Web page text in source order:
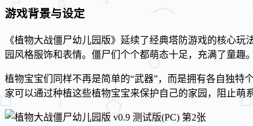
游戏背景与设定
《植物大战僵尸幼儿园版》延续了经典塔防游戏的核心
园风格服饰和表情。僵尸们个个都萌态十足，充满了童趣
植物宝宝们同样不再是简单的“武器”，而是拥有各自独
家可以通过种植这些植物宝宝来保护自己的家园，阻止萌